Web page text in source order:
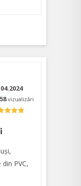
vizualizări
PVC,